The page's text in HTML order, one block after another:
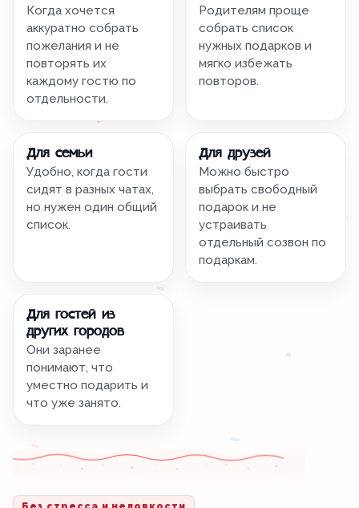
Когда хочется
аккуратно собрать
пожелания и не
повторять их
каждому гостю по
отдельности.
Родителям проще
собрать список
нужных подарков и
мягко избежать
повторов.
Для семьи
Удобно, когда гости
сидят в разных чатах,
но нужен один общий
список.
Для друзей
Можно быстро
выбрать свободный
подарок и не
устраивать
отдельный созвон по
подаркам.
Для гостей из
других городов
Они заранее
понимают, что
уместно подарить и
что уже занято.